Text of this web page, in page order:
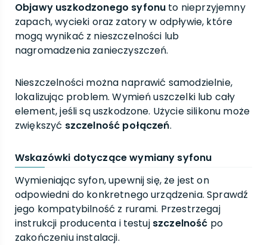
Objawy uszkodzonego syfonu to nieprzyjemny
zapach, wycieki oraz zatory w odpływie, które
mogą wynikać z nieszczelności lub
nagromadzenia zanieczyszczeń.
Nieszczelności można naprawić samodzielnie,
lokalizując problem. Wymień uszczelki lub cały
element, jeśli są uszkodzone. Użycie silikonu może
zwiększyć szczelność połączeń.
Wskazówki dotyczące wymiany syfonu
Wymieniając syfon, upewnij się, że jest on
odpowiedni do konkretnego urządzenia. Sprawdź
jego kompatybilność z rurami. Przestrzegaj
instrukcji producenta i testuj szczelność po
zakończeniu instalacji.